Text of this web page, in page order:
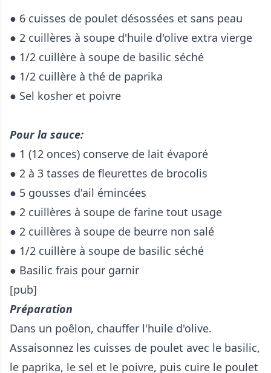
● 6 cuisses de poulet désossées et sans peau
● 2 cuillères à soupe d'huile d'olive extra vierge
● 1/2 cuillère à soupe de basilic séché
● 1/2 cuillère à thé de paprika
● Sel kosher et poivre
Pour la sauce:
● 1 (12 onces) conserve de lait évaporé
● 2 à 3 tasses de fleurettes de brocolis
● 5 gousses d'ail émincées
● 2 cuillères à soupe de farine tout usage
● 2 cuillères à soupe de beurre non salé
● 1/2 cuillère à soupe de basilic séché
● Basilic frais pour garnir
[pub]
Préparation
Dans un poêlon, chauffer l'huile d'olive.
Assaisonnez les cuisses de poulet avec le basilic,
le paprika, le sel et le poivre, puis cuire le poulet